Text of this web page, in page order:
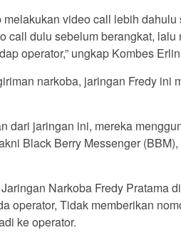
video call lebih
call dulu sebelum berangkat, lalu
operator,” ungkap Kombes
narkoba, jaringan Fredy ini
dari jaringan ini, mereka
Black Berry Messenger (BBM),
Narkoba Fredy Pratama
operator, Tidak memberikan
ke operator.